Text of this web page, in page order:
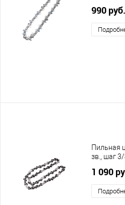
990 руб.
Пильная
зв., шаг
1 090